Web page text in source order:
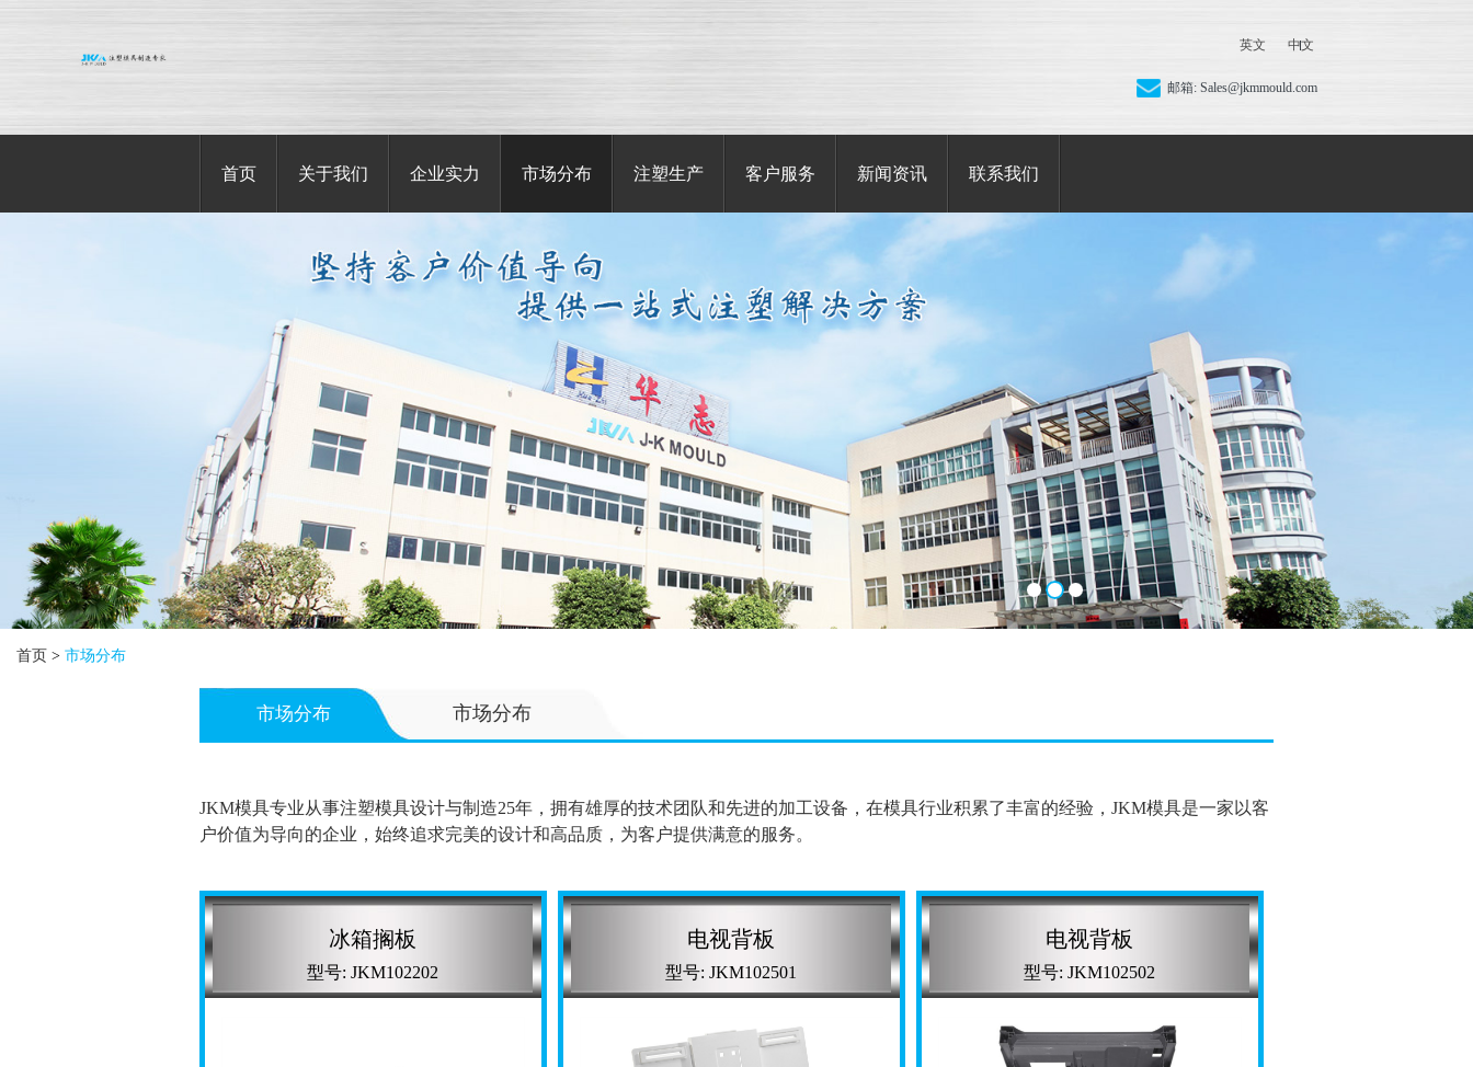
英文 中文
邮箱: Sales@jkmmould.com
首页 关于我们 企业实力 市场分布 注塑生产 客户服务 新闻资讯 联系我们
首页 > 市场分布
市场分布 市场分布
JKM模具专业从事注塑模具设计与制造25年，拥有雄厚的技术团队和先进的加工设备，在模具行业积累了丰富的经验，JKM模具是一家以客
户价值为导向的企业，始终追求完美的设计和高品质，为客户提供满意的服务。
冰箱搁板
型号: JKM102202
电视背板
型号: JKM102501
电视背板
型号: JKM102502